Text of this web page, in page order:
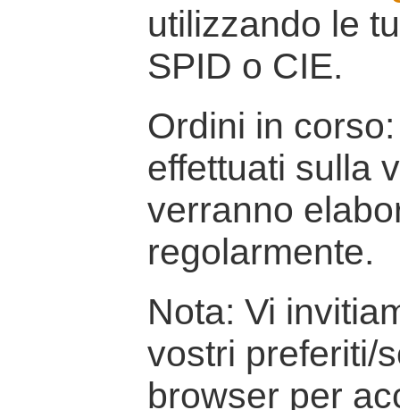
utilizzando le
SPID o CIE.
Ordini in
effettuati sulla
verranno
regolarmente.
Nota: Vi
vostri preferiti/
browser per